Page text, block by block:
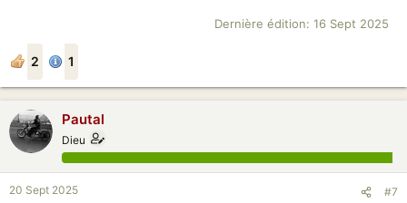
Dernière édition: 16 Sept 2025
2 1
Pautal
Dieu
20 Sept 2025 #7